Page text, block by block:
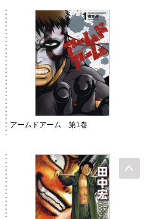
アームドアーム 第1巻